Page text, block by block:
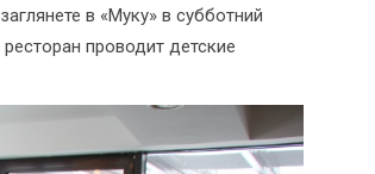
в «Муку» в субботний
проводит детские